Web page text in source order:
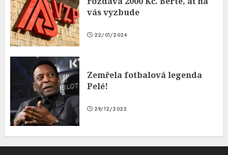
vás vyzbude
22/01/2024
Zemřela fotbalová legenda
Pelé!
29/12/2022